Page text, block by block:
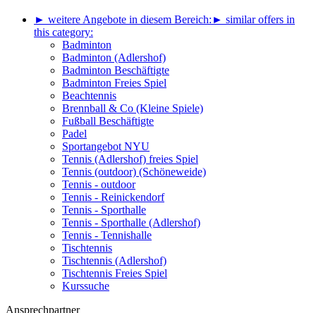
► weitere Angebote in diesem Bereich: ► similar offers in
this category:
Badminton
Badminton (Adlershof)
Badminton Beschäftigte
Badminton Freies Spiel
Beachtennis
Brennball & Co (Kleine Spiele)
Fußball Beschäftigte
Padel
Sportangebot NYU
Tennis (Adlershof) freies Spiel
Tennis (outdoor) (Schöneweide)
Tennis - outdoor
Tennis - Reinickendorf
Tennis - Sporthalle
Tennis - Sporthalle (Adlershof)
Tennis - Tennishalle
Tischtennis
Tischtennis (Adlershof)
Tischtennis Freies Spiel
Kurssuche
Ansprechpartner